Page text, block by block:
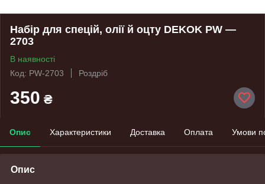
Набір для спецій, олії й оцту DEKOK PW —
2703
В наявності
Код: PW-2703
Роздріб
350 ₴
Опис Характеристики Доставка Оплата Умови
Опис